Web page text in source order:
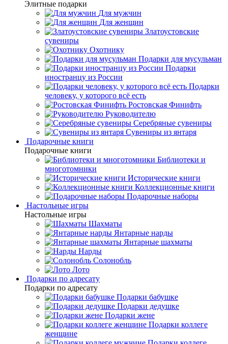
Элитные подарки
Для мужчин
Для женщин
Златоустовские
сувениры
Охотнику
Подарки для мусульман
Подарки
иностранцу из России
Подарки
человеку, у которого всё есть
Ростовская Финифть
Руководителю
Серебряные сувениры
Сувениры из янтаря
Подарочные книги
Подарочные книги
Библиотеки и
многотомники
Исторические книги
Коллекционные книги
Подарочные наборы
Настольные игры
Настольные игры
Шахматы
Янтарные нарды
Янтарные шахматы
Нарды
Солонобль
Лото
Подарки по адресату
Подарки по адресату
Подарки бабушке
Подарки дедушке
Подарки жене
Подарки коллеге
женщине